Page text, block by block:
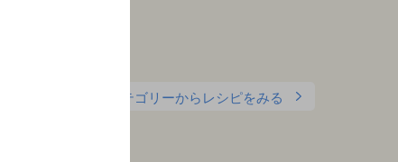
カテゴリーからレシピをみる